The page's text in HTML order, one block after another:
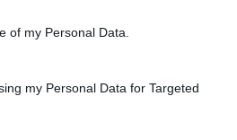
of my Personal Data.
my Personal Data for Targeted